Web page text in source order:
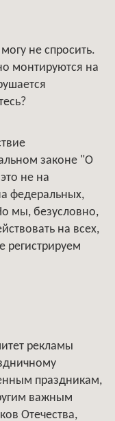
не спросить.
монтируются на
законе "О
не на
федеральных,
мы, безусловно,
на всех,
регистрируем
рекламы
праздникам,
важным
Отечества,